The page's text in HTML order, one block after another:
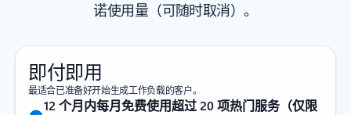
诺使用量（可随时取消）。
即付即用
最适合已准备好开始生成工作负载的客户。
12 个月内每月免费使用超过 20 项热门服务（仅限